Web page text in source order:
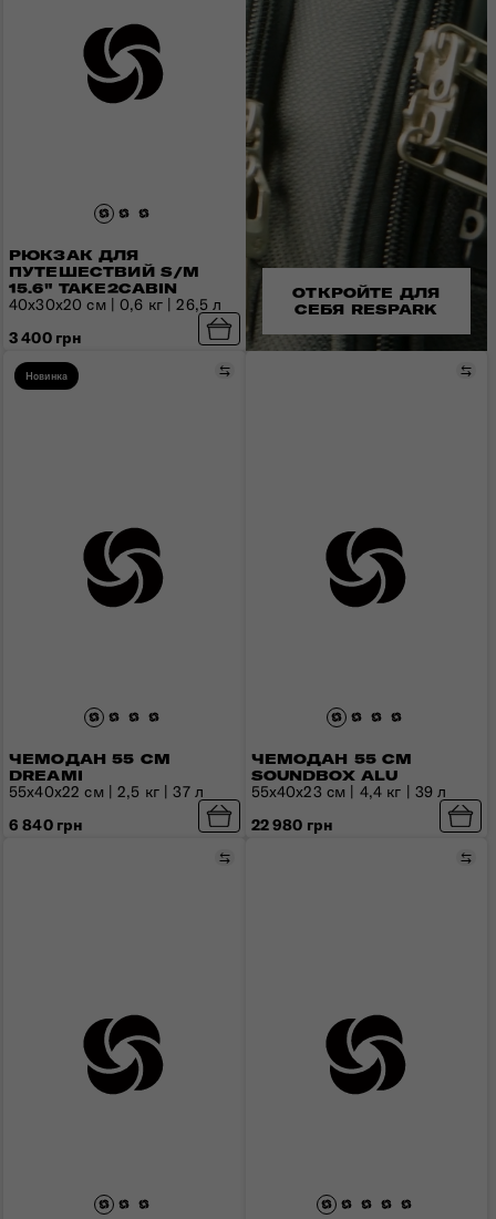
РЮКЗАК ДЛЯ
ПУТЕШЕСТВИЙ S/M
15.6" TAKE2CABIN
40x30x20 см | 0,6 кг | 26,5 л
3 400 грн
Новинка
ЧЕМОДАН 55 СМ
DREAMI
Сравнить
55x40x22 см | 2,5 кг | 37 л
6 840 грн
ЧЕМОДАН 55 СМ
SOUNDBOX ALU
55x40x23 см | 4,4 кг | 39 л
22 980 грн
Сравнить
ОТКРОЙТЕ ДЛЯ
СЕБЯ RESPARK